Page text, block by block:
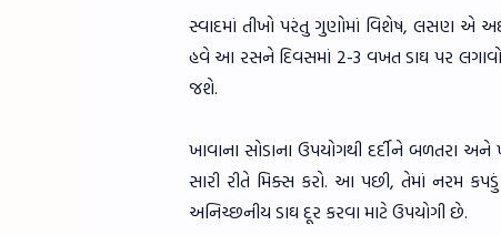
સ્વાદમાં તીખો પરંતુ ગુણોમાં વિશેષ, લસણ એ
હવે આ રસને દિવસમાં 2-3 વખત ડાઘ પર
જશે.
ખાવાના સોડાના ઉપયોગથી દર્દીને બળતરા
સારી રીતે મિક્સ કરો. આ પછી, તેમાં નરમ
અનિચ્છનીય ડાઘ દૂર કરવા માટે ઉપયોગી છે.